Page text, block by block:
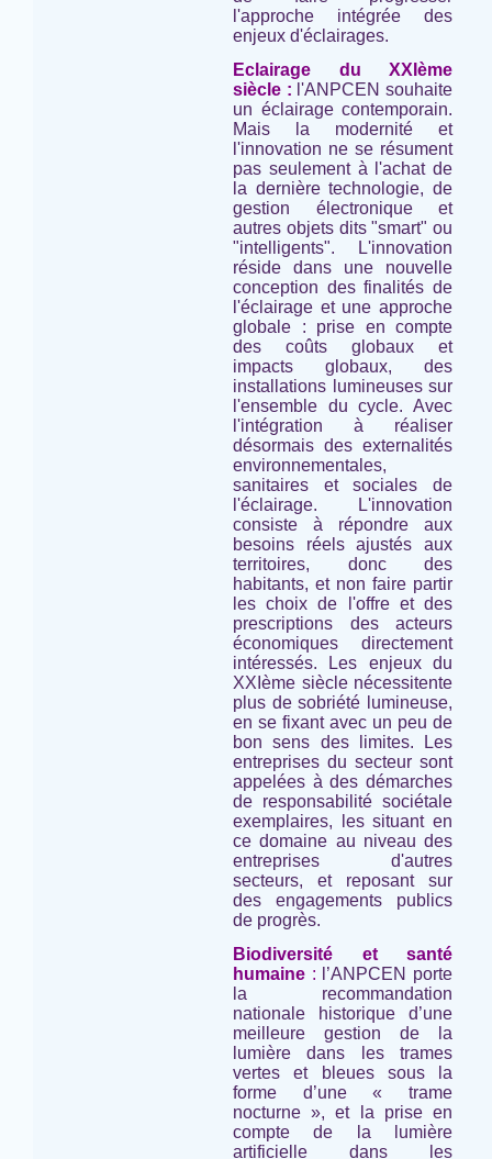
l'approche intégrée des
enjeux d'éclairages.
Eclairage du XXIème
siècle : l'ANPCEN souhaite
un éclairage contemporain.
Mais la modernité et
l'innovation ne se résument
pas seulement à l'achat de
la dernière technologie, de
gestion électronique et
autres objets dits "smart" ou
"intelligents". L'innovation
réside dans une nouvelle
conception des finalités de
l'éclairage et une approche
globale : prise en compte
des coûts globaux et
impacts globaux, des
installations lumineuses sur
l'ensemble du cycle. Avec
l'intégration à réaliser
désormais des externalités
environnementales,
sanitaires et sociales de
l'éclairage. L'innovation
consiste à répondre aux
besoins réels ajustés aux
territoires, donc des
habitants, et non faire partir
les choix de l'offre et des
prescriptions des acteurs
économiques directement
intéressés. Les enjeux du
XXIème siècle nécessitente
plus de sobriété lumineuse,
en se fixant avec un peu de
bon sens des limites. Les
entreprises du secteur sont
appelées à des démarches
de responsabilité sociétale
exemplaires, les situant en
ce domaine au niveau des
entreprises d'autres
secteurs, et reposant sur
des engagements publics
de progrès.
Biodiversité et santé
humaine : l’ANPCEN porte
la recommandation
nationale historique d’une
meilleure gestion de la
lumière dans les trames
vertes et bleues sous la
forme d’une « trame
nocturne », et la prise en
compte de la lumière
artificielle dans les